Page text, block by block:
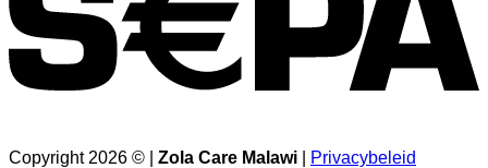
Copyright 2026 © | Zola Care Malawi Privacybeleid